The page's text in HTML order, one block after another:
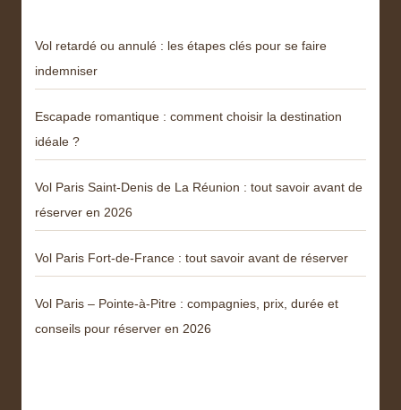
Vol retardé ou annulé : les étapes clés pour se faire
indemniser
Escapade romantique : comment choisir la destination
idéale ?
Vol Paris Saint-Denis de La Réunion : tout savoir avant de
réserver en 2026
Vol Paris Fort-de-France : tout savoir avant de réserver
Vol Paris – Pointe-à-Pitre : compagnies, prix, durée et
conseils pour réserver en 2026